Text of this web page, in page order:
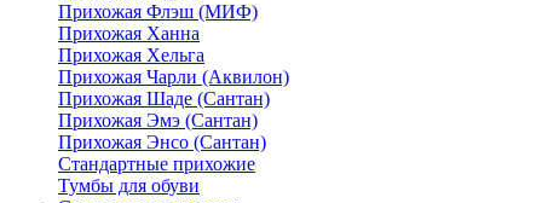
Прихожая Флэш (МИФ)
Прихожая Ханна
Прихожая Хельга
Прихожая Чарли (Аквилон)
Прихожая Шаде (Сантан)
Прихожая Эмэ (Сантан)
Прихожая Энсо (Сантан)
Стандартные прихожие
Тумбы для обуви